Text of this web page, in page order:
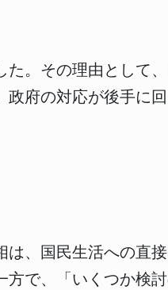
。その理由として
府の対応が後手に
、国民生活への直
で、「いくつか検